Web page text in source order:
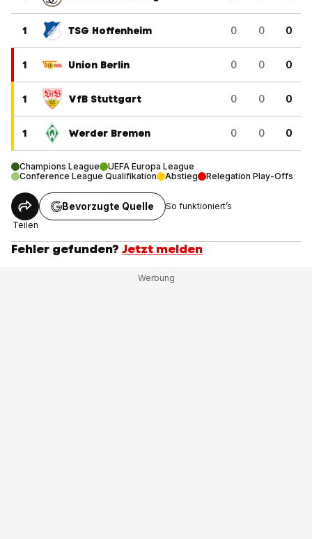
1 TSG Hoffenheim 0 0 0
1 Union Berlin 0 0 0
1 VfB Stuttgart 0 0 0
1 Werder Bremen 0 0 0
Champions League
UEFA Europa League
Conference League Qualifikation
Abstieg Relegation Play-Offs
Teilen
Bevorzugte Quelle So funktioniert’s
Fehler gefunden? Jetzt melden